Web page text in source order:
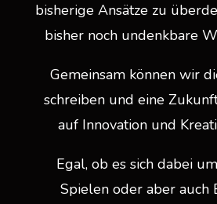
bisherige Ansätze zu
bisher noch undenkbare
Gemeinsam können wir
schreiben und eine
auf Innovation und
Egal, ob es sich dabei
Spielen oder aber auch